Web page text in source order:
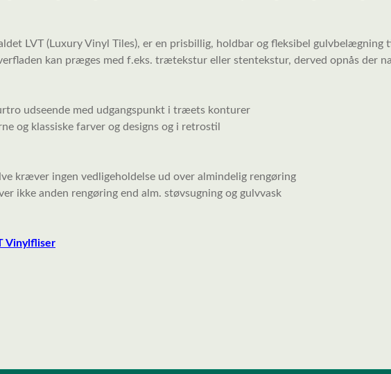
LVT (Luxury Vinyl Tiles), er en prisbillig, holdbar og fleksibel
kan præges med f.eks. trætekstur eller stentekstur, derved opnås der
udseende med udgangspunkt i træets konturer
og klassiske farver og designs og i retrostil
kræver ingen vedligeholdelse ud over almindelig rengøring
ikke anden rengøring end alm. støvsugning og gulvvask
Vinylfliser